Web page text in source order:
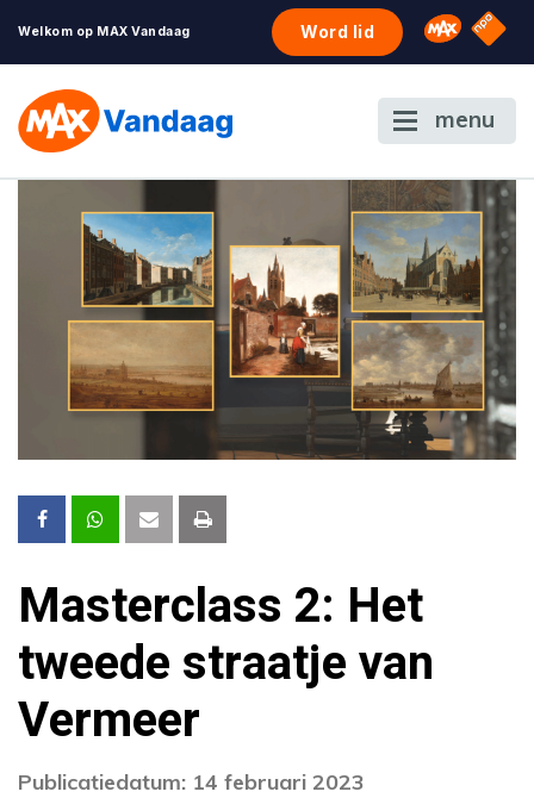
Welkom op MAX Vandaag Word lid Omroep
NPO
menu
Masterclass 2: Het
tweede straatje van
Vermeer
Publicatiedatum: 14 februari 2023